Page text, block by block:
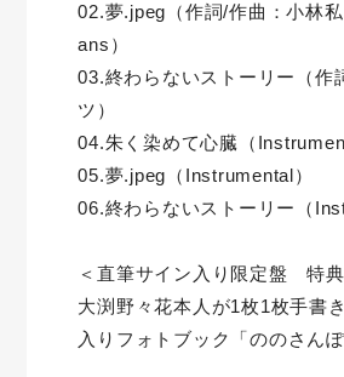
02.夢.jpeg（作詞/作曲：小林
ans）
03.終わらないストーリー（作
ツ）
04.朱く染めて心臓（
05.夢.jpeg（Instrumental）
06.終わらないストーリー（
＜直筆サイン入り限定盤 特典
大渕野々花本人が1枚1枚手書
入りフォトブック「ののさん